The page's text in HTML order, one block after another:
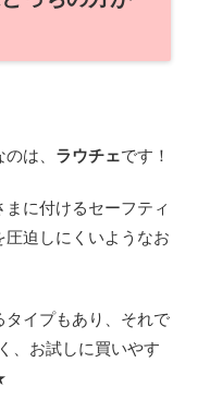
は、 ラウチェです！
に付けるセーフティ
迫しにくいようなお
タイプもあり、それで
、お試しに買いやす